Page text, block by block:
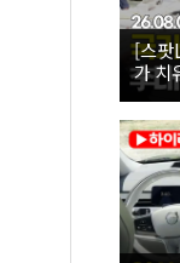
[스팟
가 치